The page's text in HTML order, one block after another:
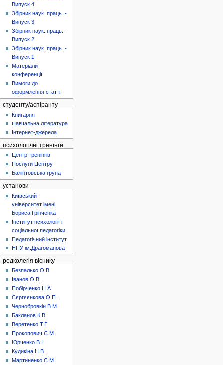
Випуск 4
Збірник наук. праць. -
Випуск 3
Збірник наук. праць. -
Випуск 2
Збірник наук. праць. -
Випуск 1
Матеріали
конференції
Вимоги до
оформлення статті
студенту/аспіранту
Книгарня
Навчальна література
Інтернет-джерела
психологічні тренінги
Центр тренінгів
Послуги Центру
Балінтовська група
установи
Київський
університет імені
Бориса Грінченка
Інститут психології і
соціальної педагогіки
Педагогічний інститут
НПУ ім.Драгоманова
редколегія віснику
Безпалько О.В.
Іванов О.В.
Побірченко Н.А.
Сєргєєнкова О.П.
Чернобровкін В.М.
Бакланов К.В.
Веретенко Т.Г.
Прокопович Є.М.
Юрченко В.І.
Кудикіна Н.В.
Мартиненко С.М.